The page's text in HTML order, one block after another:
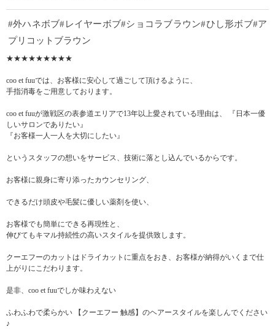
#外ハネボブ#レイヤーボブ#ショコラブラウン#ひし形ボブ#ア
プリコットブラウン
★★★★★★★★★
coo et fuuでは、お客様に安心して過ごして頂けるように、
手指消毒をご用意しております。
coo et fuuが激戦区の表参道エリアで13年以上愛されている理由は、 『日本一優
しいサロンでありたい』
『お客様一人一人を大切にしたい』
というスタッフの想いをサービス、技術に落とし込んでいるからです。
お客様に親身に寄り添ったカウンセリング、
できるだけ頭皮や毛髪に優しい薬剤を使い、
お客様でも簡単にできる再現性と、
伸びてもキマル持続性の高いスタイルを提供致します。
クーエフーのカットはドライカットに重点をおき、お客様が納得がいくまで仕
上がりにこだわります。
是非、coo et fuuでしか味わえない
ふわふわで柔らかい 【クーエフー 触感】のヘアースタイルを楽しんでください
♪